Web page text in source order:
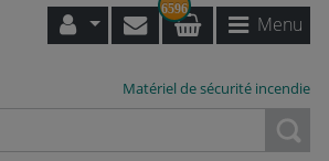
6596
Menu
Matériel de sécurité incendie